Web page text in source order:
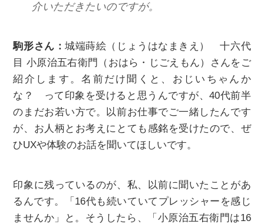
介いただきたいのですが。
駒形さん：城端蒔絵（じょうはなまきえ） 十六代
目 小原治五右衛門（おはら・じごえもん）さんをご
紹介します。名前だけ聞くと、おじいちゃんか
な？ って印象を受けると思うんですが、40代前半
のまだお若い方で。以前お仕事でご一緒したんです
が、お人柄とお考えにとても感銘を受けたので、ぜ
ひUXや体験のお話を聞いてほしいです。
印象に残っているのが、私、以前に聞いたことがあ
るんです。「16代も続いていてプレッシャーを感じ
ませんか」と。そうしたら、「小原治五右衛門は16